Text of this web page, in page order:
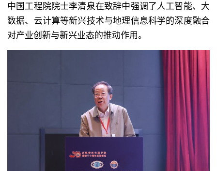
中国工程院院士李清泉在致辞中强调了人工智能、大
数据、云计算等新兴技术与地理信息科学的深度融合
对产业创新与新兴业态的推动作用。